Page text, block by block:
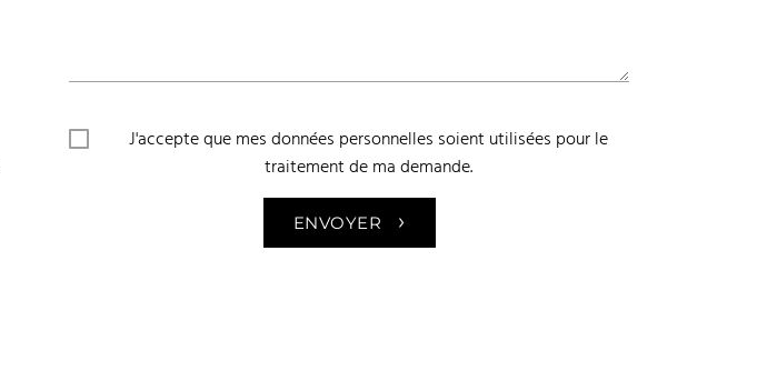
J'accepte que mes données personnelles soient utilisées pour le
traitement de ma demande.
ENVOYER ›